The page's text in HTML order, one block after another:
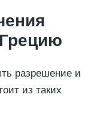
разрешение и
из таких